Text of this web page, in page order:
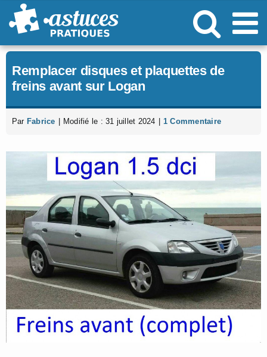
Passer
au
Remplacer disques et plaquettes de
freins avant sur Logan
Par Fabrice Modifié le : 31 juillet 2024 1 Commentaire